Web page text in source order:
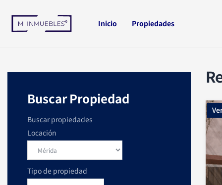
contenido
Inicio Propiedades
Buscar Propiedad
Buscar propiedades
Locación
Tipo de propiedad